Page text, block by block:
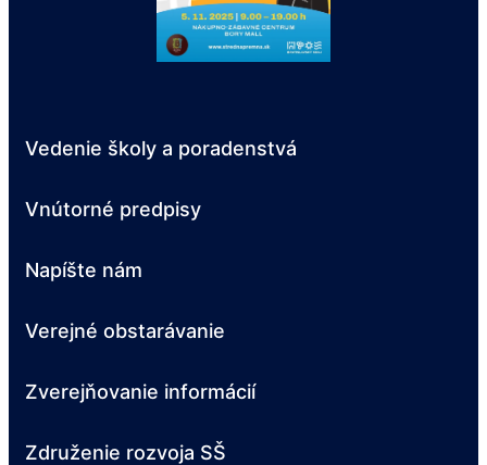
Vedenie školy a poradenstvá
Vnútorné predpisy
Napíšte nám
Verejné obstarávanie
Zverejňovanie informácií
Združenie rozvoja SŠ